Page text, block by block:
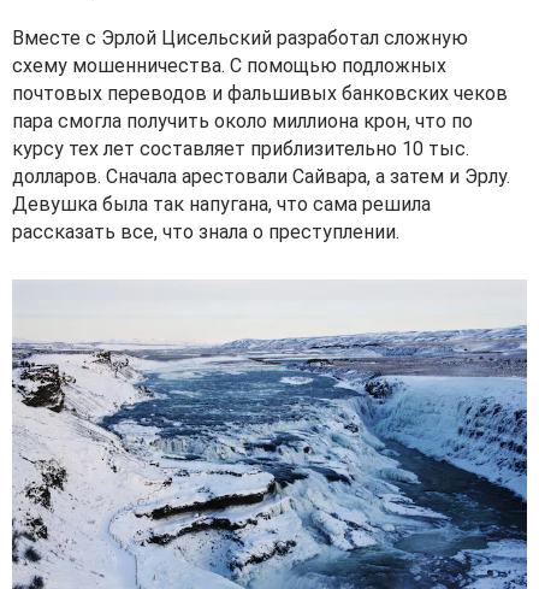
Вместе с Эрлой Цисельский разработал сложную
схему мошенничества. С помощью подложных
почтовых переводов и фальшивых банковских чеков
пара смогла получить около миллиона крон, что по
курсу тех лет составляет приблизительно 10 тыс.
долларов. Сначала арестовали Сайвара, а затем и Эрлу.
Девушка была так напугана, что сама решила
рассказать все, что знала о преступлении.